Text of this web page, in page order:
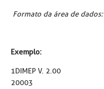
Formato da área de dados:
Exemplo:
1DIMEP V. 2.00
20003